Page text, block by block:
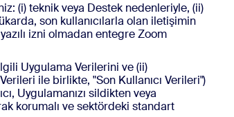
(i) teknik veya Destek nedenleriyle, (ii)
son kullanıcılarla olan iletişimin
izni olmadan entegre Zoom
Uygulama Verilerini ve (ii)
ile birlikte, "Son Kullanıcı Verileri")
Uygulamanızı sildikten veya
korumalı ve sektördeki standart